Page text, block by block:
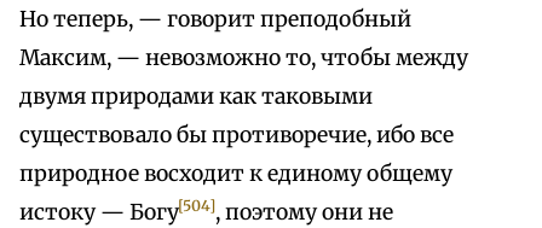
Но теперь, — говорит преподобный
Максим, — невозможно то, чтобы между
двумя природами как таковыми
существовало бы противоречие, ибо все
природное восходит к единому общему
истоку — Богу[504], поэтому они не